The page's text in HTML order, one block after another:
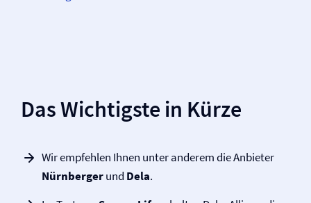
Das Wichtigste in Kürze
Wir empfehlen Ihnen unter anderem die Anbieter
Nürnbergerund Dela.